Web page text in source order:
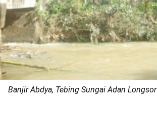
Banjir Abdya, Tebing Sungai Adan Longsor